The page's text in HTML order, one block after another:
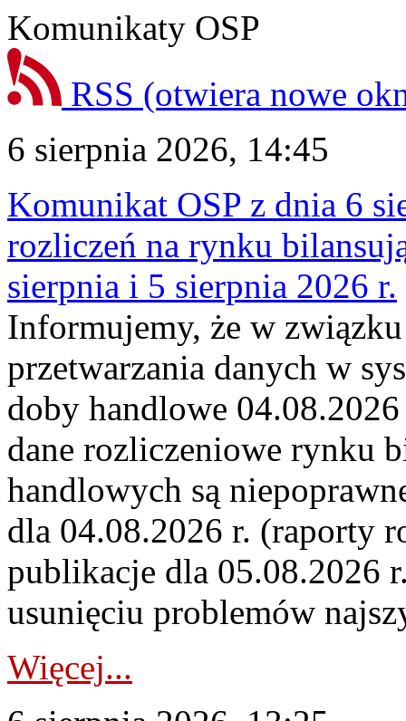
Komunikaty OSP
RSS (otwiera nowe
6 sierpnia 2026, 14:45
Komunikat OSP z dnia 6
rozliczeń na rynku
sierpnia i 5 sierpnia 2026 r.
Informujemy, że w
przetwarzania danych w
doby handlowe
dane rozliczeniowe rynku
handlowych są
dla 04.08.2026 r. (raporty
publikacje dla 05.08.2026
usunięciu problemów
Więcej...